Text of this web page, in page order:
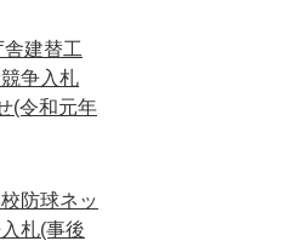
建替工
争入札
(令和元年
防球ネッ
札(事後